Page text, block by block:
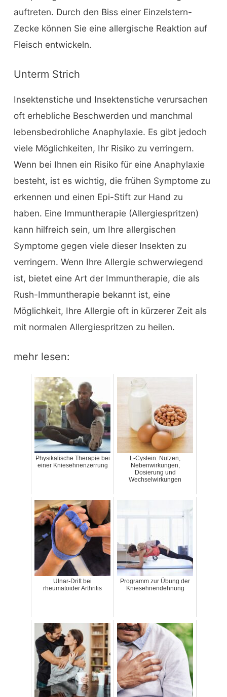
auftreten. Durch den Biss einer Einzelstern-
Zecke können Sie eine allergische Reaktion auf
Fleisch entwickeln.
Unterm Strich
Insektenstiche und Insektenstiche verursachen
oft erhebliche Beschwerden und manchmal
lebensbedrohliche Anaphylaxie. Es gibt jedoch
viele Möglichkeiten, Ihr Risiko zu verringern.
Wenn bei Ihnen ein Risiko für eine Anaphylaxie
besteht, ist es wichtig, die frühen Symptome zu
erkennen und einen Epi-Stift zur Hand zu
haben. Eine Immuntherapie (Allergiespritzen)
kann hilfreich sein, um Ihre allergischen
Symptome gegen viele dieser Insekten zu
verringern. Wenn Ihre Allergie schwerwiegend
ist, bietet eine Art der Immuntherapie, die als
Rush-Immuntherapie bekannt ist, eine
Möglichkeit, Ihre Allergie oft in kürzerer Zeit als
mit normalen Allergiespritzen zu heilen.
mehr lesen:
Physikalische Therapie bei
einer Kniesehnenzerrung
L-Cystein: Nutzen,
Nebenwirkungen,
Dosierung und
Wechselwirkungen
Ulnar-Drift bei
rheumatoider Arthritis
Programm zur Übung der
Kniesehnendehnung